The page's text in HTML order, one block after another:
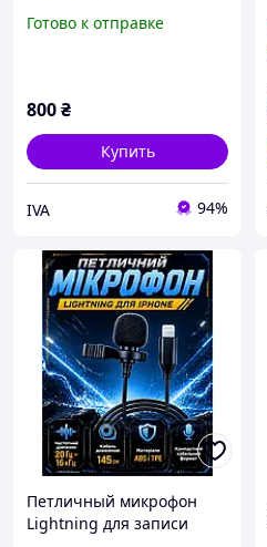
Готово к отправке
800₴
Купить
IVA 94%
Петличный микрофон
Lightning для записи